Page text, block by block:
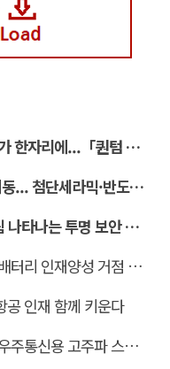
세계 양자 기술의 현재와 미래가 한자리에...「퀀텀 코리아 2026」 개최
산업부, 그래핀 상용화 본격 시동... 첨단세라믹·반도체 방열소재 시장 확대 기대
UNIST, 구부리면 숨겨진 그림 나타나는 투명 보안 필름 개발
인하대 이차전지사업단, 인천 배터리 인재양성 거점 역할 강화
공 인재 함께 키운다
UNIST, 반도체 잉크 발라 6G·우주통신용 고주파 스위치 만든다